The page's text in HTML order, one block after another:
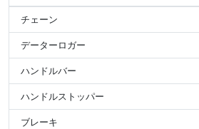
チェーン
データーロガー
ハンドルバー
ハンドルストッパー
ブレーキ